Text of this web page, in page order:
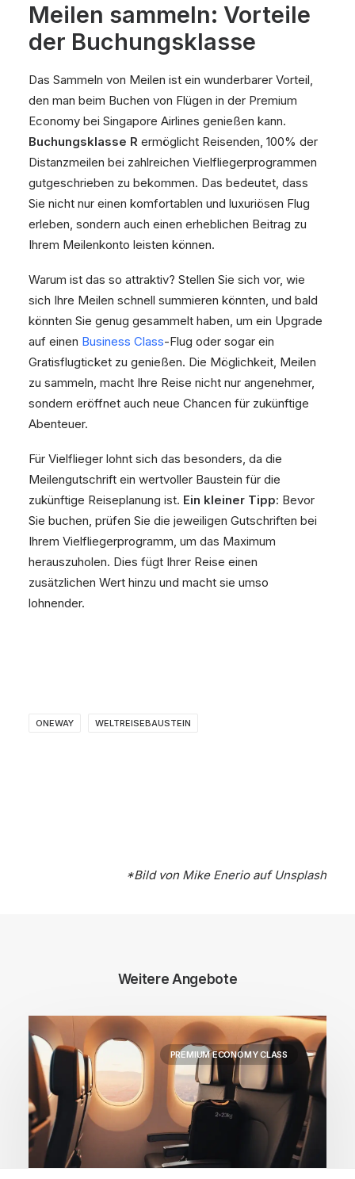
Meilen sammeln: Vorteile
der Buchungsklasse
Das Sammeln von Meilen ist ein wunderbarer Vorteil,
den man beim Buchen von Flügen in der Premium
Economy bei Singapore Airlines genießen kann.
Buchungsklasse R ermöglicht Reisenden, 100% der
Distanzmeilen bei zahlreichen Vielfliegerprogrammen
gutgeschrieben zu bekommen. Das bedeutet, dass
Sie nicht nur einen komfortablen und luxuriösen Flug
erleben, sondern auch einen erheblichen Beitrag zu
Ihrem Meilenkonto leisten können.
Warum ist das so attraktiv? Stellen Sie sich vor, wie
sich Ihre Meilen schnell summieren könnten, und bald
könnten Sie genug gesammelt haben, um ein Upgrade
auf einen Business Class-Flug oder sogar ein
Gratisflugticket zu genießen. Die Möglichkeit, Meilen
zu sammeln, macht Ihre Reise nicht nur angenehmer,
sondern eröffnet auch neue Chancen für zukünftige
Abenteuer.
Für Vielflieger lohnt sich das besonders, da die
Meilengutschrift ein wertvoller Baustein für die
zukünftige Reiseplanung ist. Ein kleiner Tipp: Bevor
Sie buchen, prüfen Sie die jeweiligen Gutschriften bei
Ihrem Vielfliegerprogramm, um das Maximum
herauszuholen. Dies fügt Ihrer Reise einen
zusätzlichen Wert hinzu und macht sie umso
lohnender.
ONEWAY WELTREISEBAUSTEIN
*Bild von Mike Enerioauf Unsplash
Weitere Angebote
PREMIUM ECONOMY CLASS